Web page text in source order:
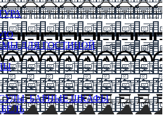
ДЛЯ ГОСТИНОЙ
БАРНЫЕ ШКАФЫ